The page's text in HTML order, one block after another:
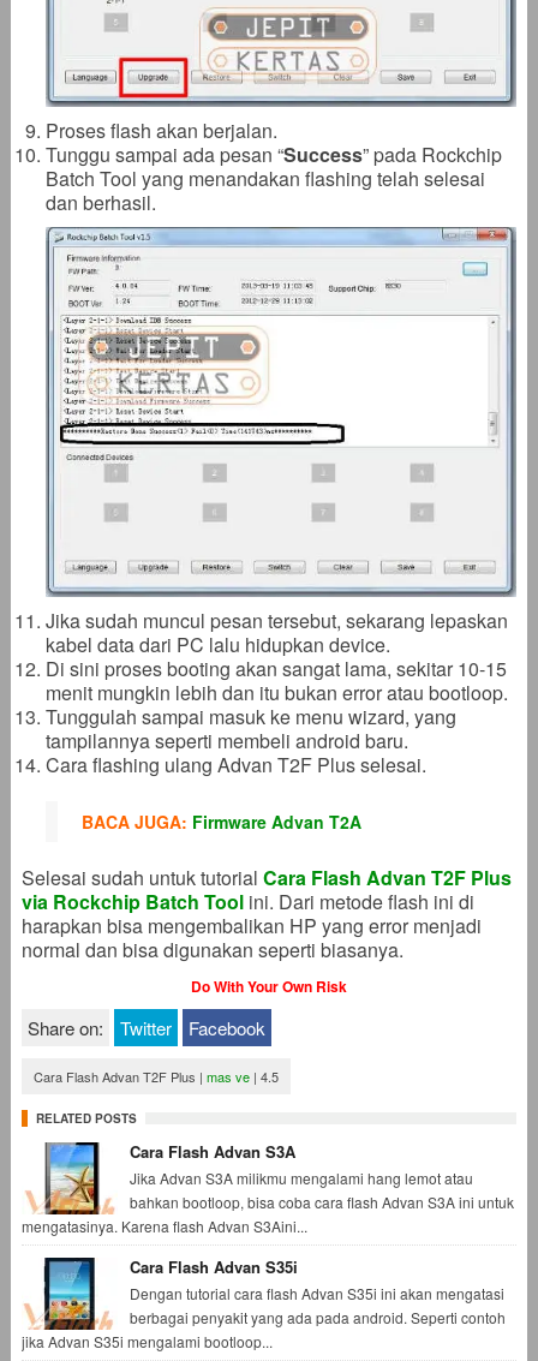
Proses flash akan berjalan.
Tunggu sampai ada pesan “Success” pada Rockchip
Batch Tool yang menandakan flashing telah selesai
dan berhasil.
Jika sudah muncul pesan tersebut, sekarang lepaskan
kabel data dari PC lalu hidupkan device.
Di sini proses booting akan sangat lama, sekitar 10-15
menit mungkin lebih dan itu bukan error atau bootloop.
Tunggulah sampai masuk ke menu wizard, yang
tampilannya seperti membeli android baru.
Cara flashing ulang Advan T2F Plus selesai.
BACA JUGA: Firmware Advan T2A
Selesai sudah untuk tutorial Cara Flash Advan T2F Plus
via Rockchip Batch Toolini. Dari metode flash ini di
harapkan bisa mengembalikan HP yang error menjadi
normal dan bisa digunakan seperti biasanya.
Do With Your Own Risk
Share on: Twitter Facebook
Cara Flash Advan T2F Plus | mas ve | 4.5
RELATED POSTS
Cara Flash Advan S3A
Jika Advan S3A milikmu mengalami hang lemot atau
bahkan bootloop, bisa coba cara flash Advan S3A ini untuk
mengatasinya. Karena flash Advan S3Aini...
Cara Flash Advan S35i
Dengan tutorial cara flash Advan S35i ini akan mengatasi
berbagai penyakit yang ada pada android. Seperti contoh
jika Advan S35i mengalami bootloop...